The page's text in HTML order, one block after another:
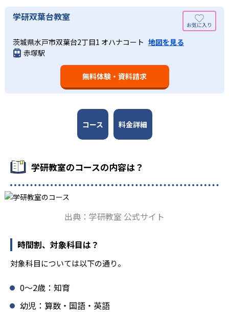
週2回の教室学習と毎日の家庭学習
学研教室では、週2回の教室学習と毎日の家庭学習（宿題学
習）の相乗効果を活かす形で生徒の学力向上を進める。週2
回の教室学習において指導者は、生徒の様子を観察しなが
ら学習指導と学習管理を実施。教室学習日以外の日のため
に自宅学習用の教材も提供し、学習の習慣化と学力の定着
を図っている。進度が早い子供は先取り学習も可能だ。
学研教室では、小学生については、1回の学習時間を30～
50分程度と設定している。この時間設定は、子どもが集中
して学習できる時間が通常「学年×10分±10分」と考えら
れていることに由来するものだ。この限界を超えて勉強し
ても学習の効果は上がらないと学研教室は考え、単なる長
時間学習よりくり返し学習の効果を重視している。そのた
め、長時間の勉強が苦手な人に向いている。
どんなメリットがある？
学研教室が持つ最大のメリットは、学研の教材開発ノウハ
ウを結集して制作した学習教材を使用している点だ。この
教材は、学習指導要領の内容を全てカバーしており、学校
の勉強がよくわかるというもの。基礎から応用まで、少し
ずつステップアップしながら身につけることができ、基礎
固めから先取り学習まで対応している。算数と国語を重視
も対応。中学校英語の準備や高校入試向けの英語力育成に
学研教室の先生は、研修会や勉強会で日々指導スキルを研
きる力を」という理念のもとで生徒一人ひとりに向き合っ
ており、生徒それぞれの「できるところ」「良いところ」
を見つけて褒めるところから学習をスタートする。この指
導により生徒の「やる気」を引き出し、無理のない学習と
報にも精通しており、学習相談や教育相談、保護者とのコ
学研教室では、楽しく生き生きと学ぶことも重視してい
る。人と人との触れ合いの中で学びを深めることにより、
知・情・意のバランスのとれた生徒の育成を推進。「教室
面の指導も実施し、全人的な教育に取り組んでいる点も、
メリットと言えるだろう。
学研双葉台教室
茨城県水戸市双葉台2丁目1 オハナコート 地図を見る
赤塚駅
無料体験・資料請求
コース 料金詳細
学研教室のコースの内容は？
出典：学研教室 公式サイト
時間割、対象科目は？
対象科目については以下の通り。
0〜2歳：知育
幼児：算数・国語・英語